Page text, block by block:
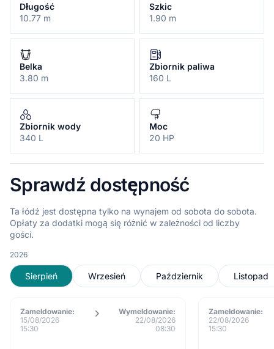
Długość
10.77 m
Szkic
1.90 m
Belka
3.80 m
Zbiornik paliwa
160 L
Zbiornik wody
340 L
Moc
20 HP
Sprawdź dostępność
Ta łódź jest dostępna tylko na wynajem od sobota do sobota.
Opłaty za dodatki mogą się różnić w zależności od liczby
gości.
2026
Sierpień Wrzesień Październik Listopad
Zameldowanie:
15/08/2026
15:30
Wymeldowanie:
22/08/2026
08:30
Zameldowanie:
22/08/2026
15:30